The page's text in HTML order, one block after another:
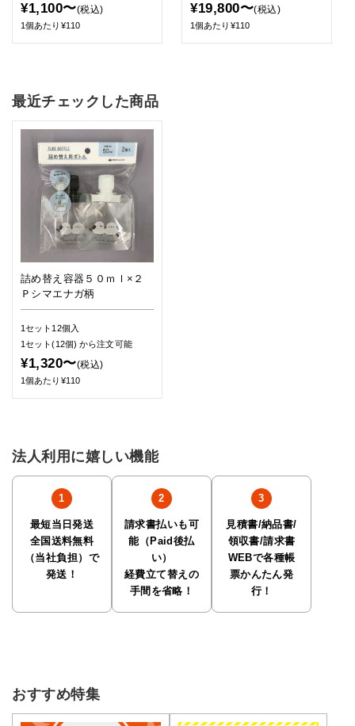
¥1,100〜(税込)
1個あたり¥110
¥19,800〜(税込)
1個あたり¥110
最近チェックした商品
詰め替え容器５０ｍｌ×２
Ｐシマエナガ柄
1セット12個入
1セット(12個)から注文可能
¥1,320〜(税込)
1個あたり¥110
法人利用に嬉しい機能
最短当日発送
全国送料無料
（当社負担）で
発送！
請求書払いも可
能（Paid後払
い）
経費立て替えの
手間を省略！
見積書/納品書/
領収書/請求書
WEBで各種帳
票かんたん発
行！
おすすめ特集